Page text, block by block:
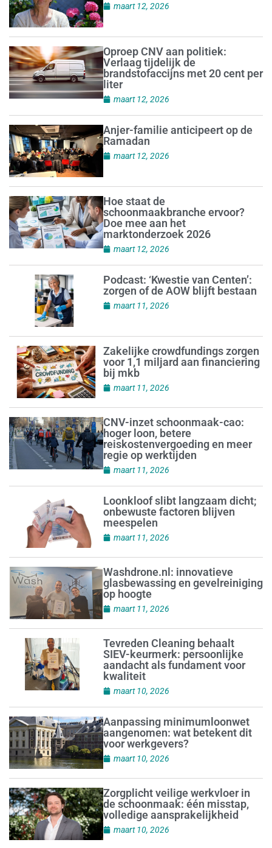
maart 12, 2026
Oproep CNV aan politiek:
Verlaag tijdelijk de
brandstofaccijns met 20 cent per
liter
maart 12, 2026
Anjer-familie anticipeert op de
Ramadan
maart 12, 2026
Hoe staat de
schoonmaakbranche ervoor?
Doe mee aan het
marktonderzoek 2026
maart 12, 2026
Podcast: ‘Kwestie van Centen’:
zorgen of de AOW blijft bestaan
maart 11, 2026
Zakelijke crowdfundings zorgen
voor 1,1 miljard aan financiering
bij mkb
maart 11, 2026
CNV-inzet schoonmaak-cao:
hoger loon, betere
reiskostenvergoeding en meer
regie op werktijden
maart 11, 2026
Loonkloof slibt langzaam dicht;
onbewuste factoren blijven
meespelen
maart 11, 2026
Washdrone.nl: innovatieve
glasbewassing en gevelreiniging
op hoogte
maart 11, 2026
Tevreden Cleaning behaalt
SIEV-keurmerk: persoonlijke
aandacht als fundament voor
kwaliteit
maart 10, 2026
Aanpassing minimumloonwet
aangenomen: wat betekent dit
voor werkgevers?
maart 10, 2026
Zorgplicht veilige werkvloer in
de schoonmaak: één misstap,
volledige aansprakelijkheid
maart 10, 2026